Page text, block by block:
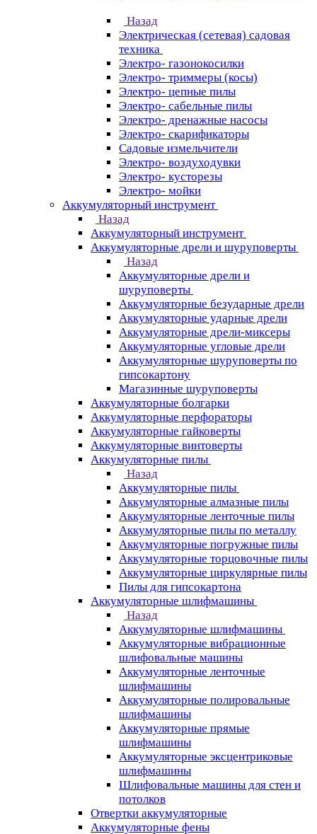
Назад
Электрическая (сетевая) садовая
техника
Электро- газонокосилки
Электро- триммеры (косы)
Электро- цепные пилы
Электро- сабельные пилы
Электро- дренажные насосы
Электро- скарификаторы
Садовые измельчители
Электро- воздуходувки
Электро- кусторезы
Электро- мойки
Аккумуляторный инструмент
Назад
Аккумуляторный инструмент
Аккумуляторные дрели и шуруповерты
Назад
Аккумуляторные дрели и
шуруповерты
Аккумуляторные безударные дрели
Аккумуляторные ударные дрели
Аккумуляторные дрели-миксеры
Аккумуляторные угловые дрели
Аккумуляторные шуруповерты по
гипсокартону
Магазинные шуруповерты
Аккумуляторные болгарки
Аккумуляторные перфораторы
Аккумуляторные гайковерты
Аккумуляторные винтоверты
Аккумуляторные пилы
Назад
Аккумуляторные пилы
Аккумуляторные алмазные пилы
Аккумуляторные ленточные пилы
Аккумуляторные пилы по металлу
Аккумуляторные погружные пилы
Аккумуляторные торцовочные пилы
Аккумуляторные циркулярные пилы
Пилы для гипсокартона
Аккумуляторные шлифмашины
Назад
Аккумуляторные шлифмашины
Аккумуляторные вибрационные
шлифовальные машины
Аккумуляторные ленточные
шлифмашины
Аккумуляторные полировальные
шлифмашины
Аккумуляторные прямые
шлифмашины
Аккумуляторные эксцентриковые
шлифмашины
Шлифовальные машины для стен и
потолков
Отвертки аккумуляторные
Аккумуляторные фены